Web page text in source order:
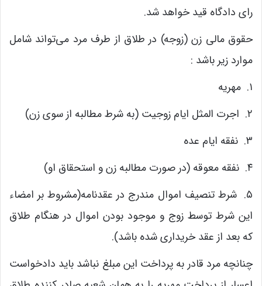
رای دادگاه قید خواهد شد.
حقوق مالی زن (زوجه) در طلاق از طرف مرد می‌تواند شامل
موارد زیر باشد :
۱. مهریه
۲. اجرت المثل ایام زوجیت (به شرط مطالبه از سوی زن)
۳. نفقه ایام عده
۴. نفقه معوقه (در صورت مطالبه زن و استحقاق او)
۵. شرط تنصیف اموال مندرج در عقدنامه‌(مشروط بر امضاء
این شرط توسط زوج و موجود بودن اموال در هنگام طلاق
که بعد از عقد خریداری شده باشد).
چنانچه مرد قادر به پرداخت این مبلغ نباشد باید دادخواست